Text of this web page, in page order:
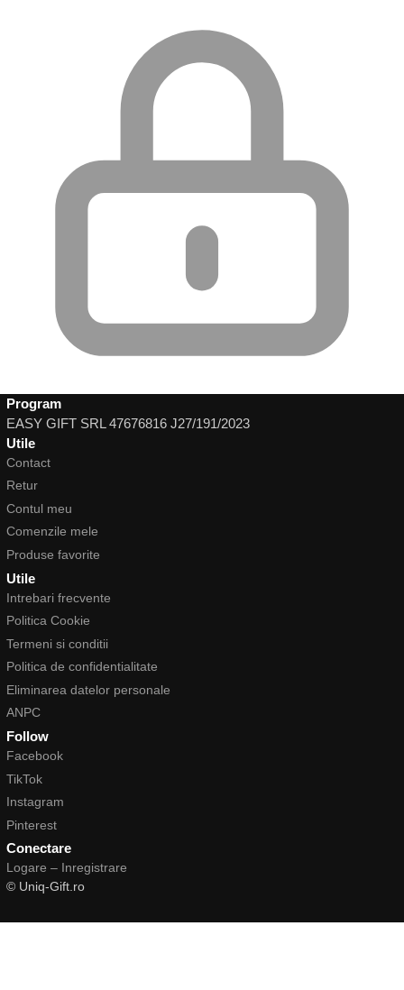
Program
EASY GIFT SRL 47676816 J27/191/2023
Utile
Contact
Retur
Contul meu
Comenzile mele
Produse favorite
Utile
Intrebari frecvente
Politica Cookie
Termeni si conditii
Politica de confidentialitate
Eliminarea datelor personale
ANPC
Follow
Facebook
TikTok
Instagram
Pinterest
Conectare
Logare – Inregistrare
© Uniq-Gift.ro